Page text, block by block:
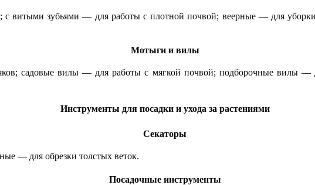
витыми зубьями — для работы с плотной почвой; веерные — для
Мотыги и вилы
садовые вилы — для работы с мягкой почвой; подборочные вилы —
Инструменты для посадки и ухода за растениями
Секаторы
— для обрезки толстых веток.
Посадочные инструменты